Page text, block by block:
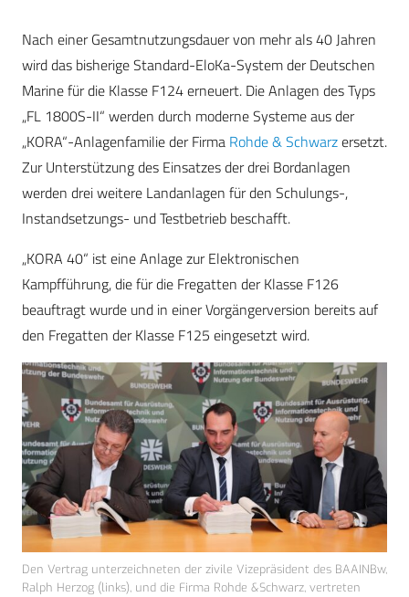
Nach einer Gesamtnutzungsdauer von mehr als 40 Jahren
wird das bisherige Standard-EloKa-System der Deutschen
Marine für die Klasse F124 erneuert. Die Anlagen des Typs
„FL 1800S-II“ werden durch moderne Systeme aus der
„KORA“-Anlagenfamilie der Firma Rohde & Schwarzersetzt.
Zur Unterstützung des Einsatzes der drei Bordanlagen
werden drei weitere Landanlagen für den Schulungs-,
Instandsetzungs- und Testbetrieb beschafft.
„KORA 40“ ist eine Anlage zur Elektronischen
Kampfführung, die für die Fregatten der Klasse F126
beauftragt wurde und in einer Vorgängerversion bereits auf
den Fregatten der Klasse F125 eingesetzt wird.
Den Vertrag unterzeichneten der zivile Vizepräsident des BAAINBw,
Ralph Herzog (links), und die Firma Rohde &Schwarz, vertreten